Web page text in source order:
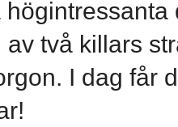
av två killars
I dag får